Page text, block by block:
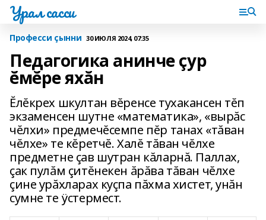
Урал сасси
Професси çынни 30 ИЮЛЯ 2024, 07:35
Педагогика анинче çур
ĕмĕре яхăн
Ĕлĕкрех шкултан вĕренсе тухакансен тĕп
экзаменсен шутне «математика», «вырăс
чĕлхи» предмечĕсемпе пĕр танах «тăван
чĕлхе» те кĕретчĕ. Халĕ тăван чĕлхе
предметне çав шутран кăларнă. Паллах,
çак пулăм çитĕнекен ăрăва тăван чĕлхе
çине урăхларах куçпа пăхма хистет, унăн
сумне те ÿстермест.